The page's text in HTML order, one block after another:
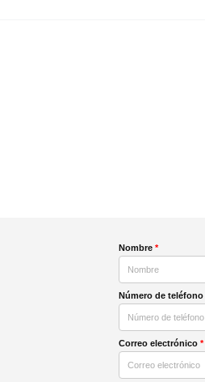
Nombre *
Número de teléfono
Correo electrónico *